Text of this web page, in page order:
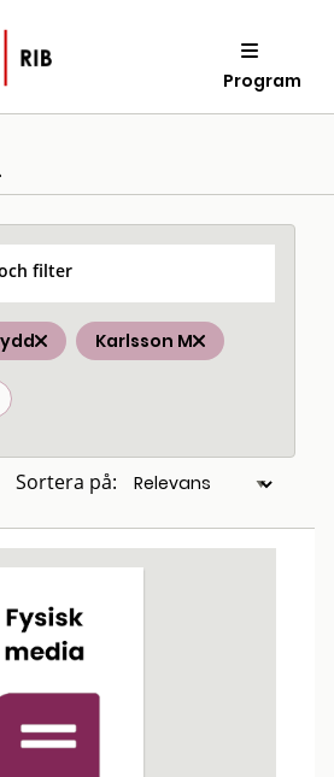
Program
filter
Karlsson M
Sortera på: